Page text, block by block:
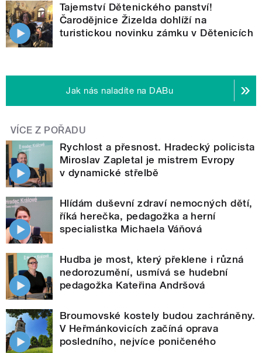
Tajemství Dětenického panství!
Čarodějnice Žizelda dohlíží na
turistickou novinku zámku v Dětenicích
Jak nás naladíte na DABu
VÍCE Z POŘADU
Rychlost a přesnost. Hradecký policista
Miroslav Zapletal je mistrem Evropy
v dynamické střelbě
Hlídám duševní zdraví nemocných dětí,
říká herečka, pedagožka a herní
specialistka Michaela Váňová
Hudba je most, který překlene i různá
nedorozumění, usmívá se hudební
pedagožka Kateřina Andršová
Broumovské kostely budou zachráněny.
V Heřmánkovicích začíná oprava
posledního, nejvíce poničeného